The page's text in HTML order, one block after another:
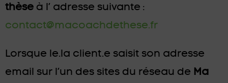
thèse à l’ adresse suivante :
contact@macoachdethese.fr
Lorsque le.la client.e saisit son adresse
email sur l’un des sites du réseau de Ma